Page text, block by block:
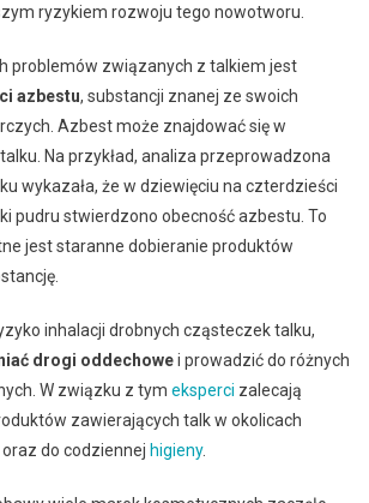
ryzykiem rozwoju tego nowotworu.
problemów związanych z talkiem jest
azbestu, substancji znanej ze swoich
Azbest może znajdować się w
Na przykład, analiza przeprowadzona
wykazała, że w dziewięciu na czterdzieści
pudru stwierdzono obecność azbestu. To
jest staranne dobieranie produktów
inhalacji drobnych cząsteczek talku,
drogi oddechowei prowadzić do różnych
W związku z tym eksperci zalecają
zawierających talk w okolicach
do codziennej higieny.